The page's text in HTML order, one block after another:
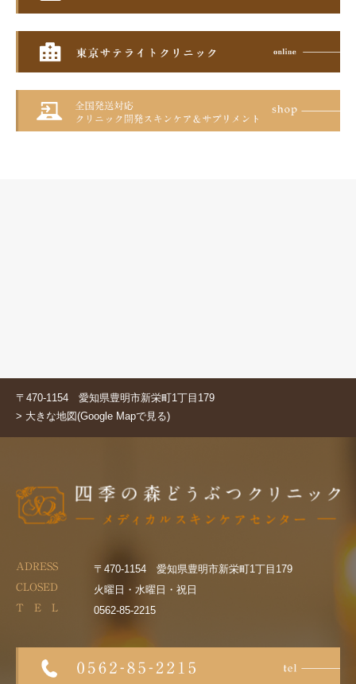
〒470-1154 愛知県豊明市新栄町1丁目179
> 大きな地図(Google Mapで見る)
ADRESS 〒470-1154 愛知県豊明市新栄町1丁目179
CLOSED 火曜日・水曜日・祝日
T E L 0562-85-2215